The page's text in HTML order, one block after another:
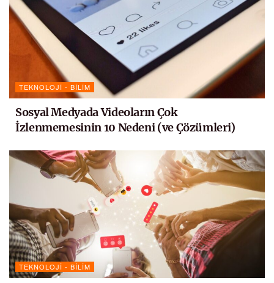
TEKNOLOJI - BILIM
Sosyal Medyada Videoların Çok
İzlenmemesinin 10 Nedeni (ve Çözümleri)
TEKNOLOJI - BILIM